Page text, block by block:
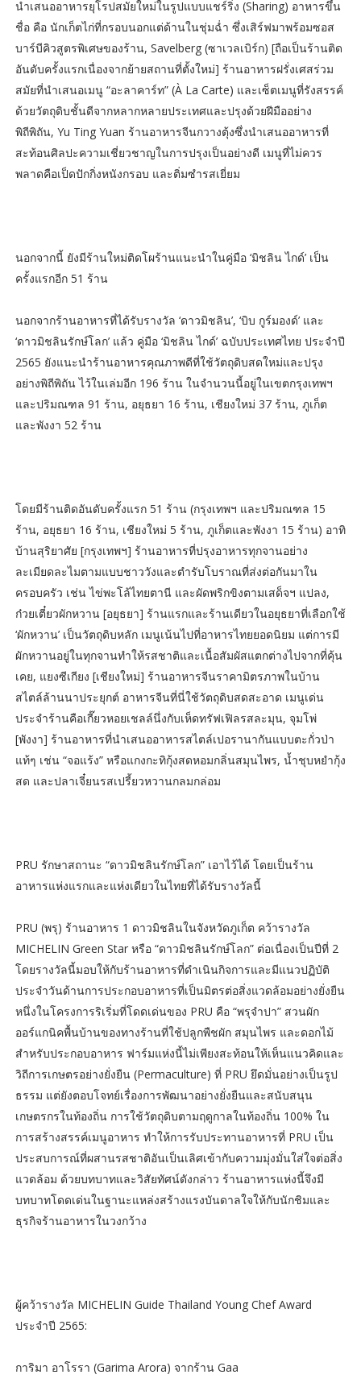
นำเสนออาหารยุโรปสมัยใหม่ในรูปแบบแชร์ริ่ง (Sharing) อาหารขึ้น
ชื่อ คือ นักเก็ตไก่ที่กรอบนอกแต่ด้านในชุ่มฉ่ำ ซึ่งเสิร์ฟมาพร้อมซอส
บาร์บีคิวสูตรพิเศษของร้าน, Savelberg (ซาเวลเบิร์ก) [ถือเป็นร้านติด
อันดับครั้งแรกเนื่องจากย้ายสถานที่ตั้งใหม่] ร้านอาหารฝรั่งเศสร่วม
สมัยที่นำเสนอเมนู “อะลาคาร์ท” (À La Carte) และเซ็ตเมนูที่รังสรรค์
ด้วยวัตถุดิบชั้นดีจากหลากหลายประเทศและปรุงด้วยฝีมืออย่าง
พิถีพิถัน, Yu Ting Yuan ร้านอาหารจีนกวางตุ้งซึ่งนำเสนออาหารที่
สะท้อนศิลปะความเชี่ยวชาญในการปรุงเป็นอย่างดี เมนูที่ไม่ควร
พลาดคือเป็ดปักกิ่งหนังกรอบ และติ่มซำรสเยี่ยม
นอกจากนี้ ยังมีร้านใหม่ติดโผร้านแนะนำในคู่มือ ‘มิชลิน ไกด์’ เป็น
ครั้งแรกอีก 51 ร้าน
นอกจากร้านอาหารที่ได้รับรางวัล ‘ดาวมิชลิน’, ‘บิบ กูร์มองด์’ และ
‘ดาวมิชลินรักษ์โลก’ แล้ว คู่มือ ‘มิชลิน ไกด์’ ฉบับประเทศไทย ประจำปี
2565 ยังแนะนำร้านอาหารคุณภาพดีที่ใช้วัตถุดิบสดใหม่และปรุง
อย่างพิถีพิถัน ไว้ในเล่มอีก 196 ร้าน ในจำนวนนี้อยู่ในเขตกรุงเทพฯ
และปริมณฑล 91 ร้าน, อยุธยา 16 ร้าน, เชียงใหม่ 37 ร้าน, ภูเก็ต
และพังงา 52 ร้าน
โดยมีร้านติดอันดับครั้งแรก 51 ร้าน (กรุงเทพฯ และปริมณฑล 15
ร้าน, อยุธยา 16 ร้าน, เชียงใหม่ 5 ร้าน, ภูเก็ตและพังงา 15 ร้าน) อาทิ
บ้านสุริยาศัย [กรุงเทพฯ] ร้านอาหารที่ปรุงอาหารทุกจานอย่าง
ละเมียดละไมตามแบบชาววังและตำรับโบราณที่ส่งต่อกันมาใน
ครอบครัว เช่น ไข่พะโล้ไทยตานี และผัดพริกขิงตามเสด็จฯ แปลง,
ก๋วยเตี๋ยวผักหวาน [อยุธยา] ร้านแรกและร้านเดียวในอยุธยาที่เลือกใช้
‘ผักหวาน’ เป็นวัตถุดิบหลัก เมนูเน้นไปที่อาหารไทยยอดนิยม แต่การมี
ผักหวานอยู่ในทุกจานทำให้รสชาติและเนื้อสัมผัสแตกต่างไปจากที่คุ้น
เคย, แยงซีเกียง [เชียงใหม่] ร้านอาหารจีนราคามิตรภาพในบ้าน
สไตล์ล้านนาประยุกต์ อาหารจีนที่นี่ใช้วัตถุดิบสดสะอาด เมนูเด่น
ประจำร้านคือเกี๊ยวหอยเชลล์นึ่งกับเห็ดทรัฟเฟิลรสละมุน, จุมโพ่
[พังงา] ร้านอาหารที่นำเสนออาหารสไตล์เปอรานากันแบบตะกั่วป่า
แท้ๆ เช่น “จอแร้ง” หรือแกงกะทิกุ้งสดหอมกลิ่นสมุนไพร, น้ำชุบหยำกุ้ง
สด และปลาเจี๋ยนรสเปรี้ยวหวานกลมกล่อม
PRU รักษาสถานะ “ดาวมิชลินรักษ์โลก” เอาไว้ได้ โดยเป็นร้าน
อาหารแห่งแรกและแห่งเดียวในไทยที่ได้รับรางวัลนี้
PRU (พรุ) ร้านอาหาร 1 ดาวมิชลินในจังหวัดภูเก็ต คว้ารางวัล
MICHELIN Green Star หรือ “ดาวมิชลินรักษ์โลก” ต่อเนื่องเป็นปีที่ 2
โดยรางวัลนี้มอบให้กับร้านอาหารที่ดำเนินกิจการและมีแนวปฏิบัติ
ประจำวันด้านการประกอบอาหารที่เป็นมิตรต่อสิ่งแวดล้อมอย่างยั่งยืน
หนึ่งในโครงการริเริ่มที่โดดเด่นของ PRU คือ “พรุจำปา” สวนผัก
ออร์แกนิคพื้นบ้านของทางร้านที่ใช้ปลูกพืชผัก สมุนไพร และดอกไม้
สำหรับประกอบอาหาร ฟาร์มแห่งนี้ไม่เพียงสะท้อนให้เห็นแนวคิดและ
วิถีการเกษตรอย่างยั่งยืน (Permaculture) ที่ PRU ยึดมั่นอย่างเป็นรูป
ธรรม แต่ยังตอบโจทย์เรื่องการพัฒนาอย่างยั่งยืนและสนับสนุน
เกษตรกรในท้องถิ่น การใช้วัตถุดิบตามฤดูกาลในท้องถิ่น 100% ใน
การสร้างสรรค์เมนูอาหาร ทำให้การรับประทานอาหารที่ PRU เป็น
ประสบการณ์ที่ผสานรสชาติอันเป็นเลิศเข้ากับความมุ่งมั่นใส่ใจต่อสิ่ง
แวดล้อม ด้วยบทบาทและวิสัยทัศน์ดังกล่าว ร้านอาหารแห่งนี้จึงมี
บทบาทโดดเด่นในฐานะแหล่งสร้างแรงบันดาลใจให้กับนักชิมและ
ธุรกิจร้านอาหารในวงกว้าง
ผู้คว้ารางวัล MICHELIN Guide Thailand Young Chef Award
ประจำปี 2565:
การิมา อาโรรา (Garima Arora) จากร้าน Gaa